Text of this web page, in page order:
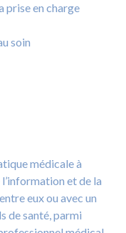
prise en charge
soin
médicale à
et de la
eux ou avec un
de santé, parmi